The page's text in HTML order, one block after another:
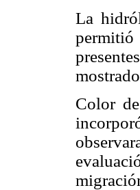
La
Color